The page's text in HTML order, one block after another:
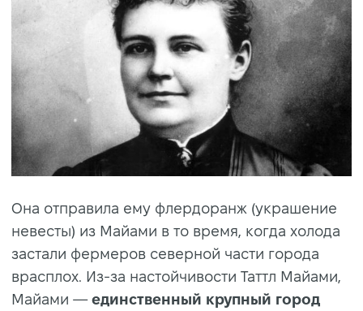
Она отправила ему флердоранж (украшение
невесты) из Майами в то время, когда холода
застали фермеров северной части города
врасплох. Из-за настойчивости Таттл Майами,
Майами — единственный крупный город